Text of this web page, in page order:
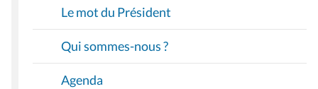
G
T
Le mot du Président
Qui sommes-nous ?
Agenda